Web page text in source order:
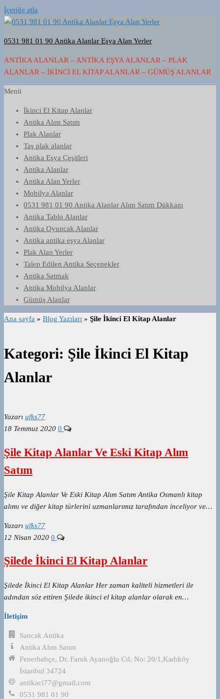
İçeriğe atla
0531 981 01 90 Antika Alanlar Eşya Alan Yerler
ANTIKA ALANLAR – ANTIKA EŞYA ALANLAR – PLAK
ALANLAR – İKINCI EL KITAP ALANLAR – GÜMÜŞ ALANLAR
Menü
İkinci El Kitap Alanlar
Antika Alım Satım
Plak Alanlar
Taş plak alanlar
Antika Eşya Çeşitleri
Antika Alanlar
Antika Alan Yerler
Mobilya Alanlar
0531 981 01 90 Antika Alanlar Alım Satım Dükkanı
Antika Tablo Alanlar
Antika Oyuncak Alanlar
Antika antika eşya Alanlar
Plak Alan Yerler
Talep Edilen Antika Seçenekler
Antika Satmak
Antika Mobilya Alanlar
Gümüş Alanlar
Ana sayfa » Blog Yazıları » Şile İkinci El Kitap Alanlar
Kategori: Şile İkinci El Kitap
Alanlar
Yazarı ufks77
18 Temmuz 2020 0
Şile Kitap Alanlar Ve Eski Kitap Alım
Satım
Şile Kitap Alanlar Ve Eski Kitap Alım Satım Antika Osmanlı kitap
alımı ve diğer kitap türlerini uzmanlarımız tarafından inceliyor ve…
Yazarı ufks77
12 Nisan 2020 0
Şilede İkinci El Kitap Alanlar
Şilede İkinci El Kitap Alanlar Her zaman kaliteli hizmetleri ile
adından söz ettiren Şilede ikinci el kitap alanlar olarak en…
İletişim
Sancak Antika
Antika Alım Satım
Fenerbahçe, Dr. Faruk Ayanoğlu Cd. No: 20/1,Kadıköy
İstanbul 34724
antikaci77@gmail.com
0531 981 01 90